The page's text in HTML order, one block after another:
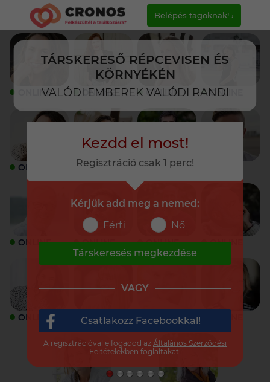
TÁRSKERESŐ RÉPCEVISEN ÉS
KÖRNYÉKÉN
VALÓDI EMBEREK VALÓDI RANDI
Belépés tagoknak! ›
ONLINE ONLINE ONLINE ONLINE
ONLINE ONLINE ONLINE
ONLINE ONLINE ONLINE ONLINE
ONLINE ONLINE ONLINE
Kezdd el most!
Regisztráció csak 1 perc!
Kérjük add meg a nemed:
Férfi
Nő
Társkeresés megkezdése
VAGY
Csatlakozz Facebookkal!
A regisztrációval elfogadod az Általános Szerződési
Feltételekben foglaltakat.